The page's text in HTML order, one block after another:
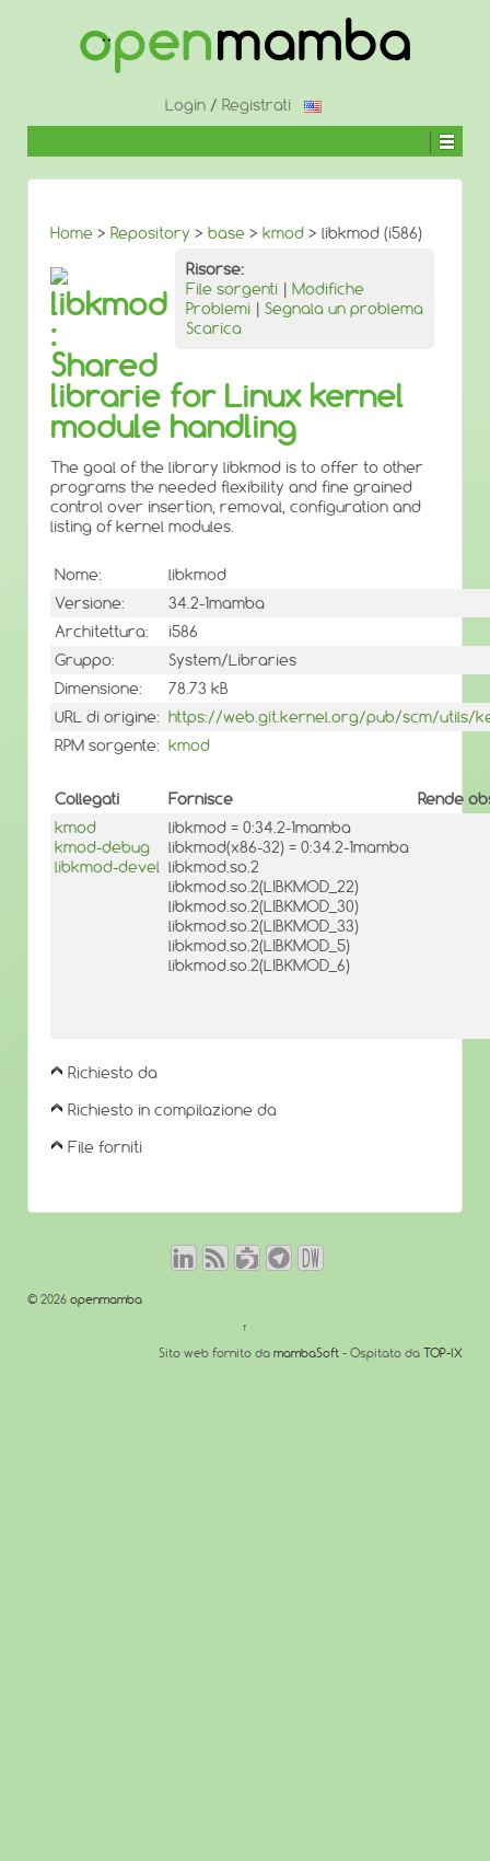
CONTENUTO
Login / Registrati
Home > Repository > base > kmod > libkmod (i586)
Risorse:
File sorgenti | Modifiche
Problemi | Segnala un problema
Scarica
libkmod
:
Shared
librarie for Linux kernel
module handling
The goal of the library libkmod is to offer to other
programs the needed flexibility and fine grained
control over insertion, removal, configuration and
listing of kernel modules.
Nome:
libkmod
Versione:
34.2-1mamba
Architettura:
i586
Gruppo:
System/Libraries
Dimensione:
78.73 kB
URL di origine: https://web.git.kernel.org/pub/scm/utils/
RPM sorgente: kmod
Collegati Fornisce
Rende
kmod
kmod-debug
libkmod-devel
libkmod = 0:34.2-1mamba
libkmod(x86-32) = 0:34.2-1mamba
libkmod.so.2
libkmod.so.2(LIBKMOD_22)
libkmod.so.2(LIBKMOD_30)
libkmod.so.2(LIBKMOD_33)
libkmod.so.2(LIBKMOD_5)
libkmod.so.2(LIBKMOD_6)
Richiesto da
Richiesto in compilazione da
File forniti
© 2026 openmamba
↑
Sito web fornito da mambaSoft - Ospitato da TOP-IX